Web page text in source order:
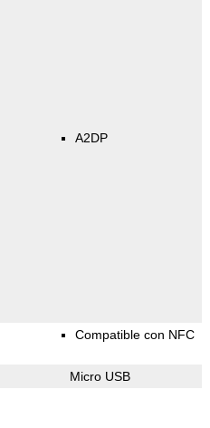
A2DP
Compatible con NFC
Micro USB